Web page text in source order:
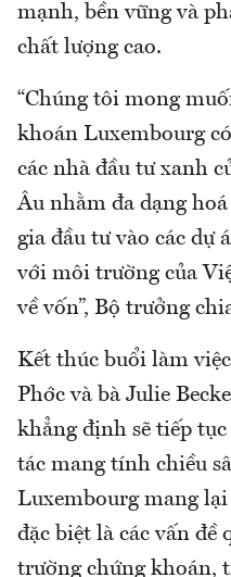
mạnh, bền vững và
chất lượng cao.
“Chúng tôi mong
khoán Luxembourg
các nhà đầu tư xanh
Âu nhằm đa dạng
gia đầu tư vào các dự
với môi trường của
về vốn”, Bộ trưởng
Kết thúc buổi làm
Phớc và bà Julie
khẳng định sẽ tiếp
tác mang tính chiều
Luxembourg mang
đặc biệt là các vấn đề
trường chứng khoán,